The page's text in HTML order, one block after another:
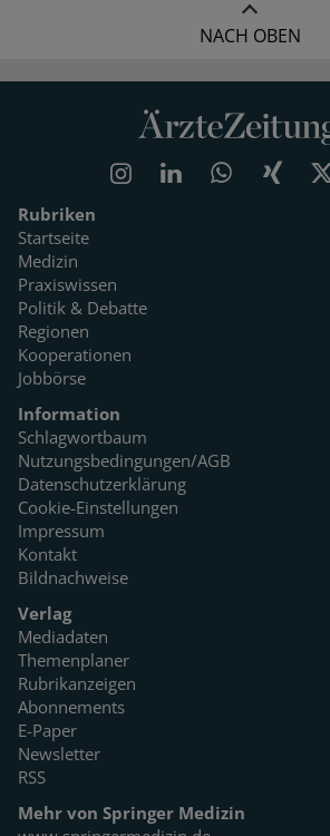
NACH OBEN
Rubriken
Startseite
Medizin
Praxiswissen
Politik & Debatte
Regionen
Kooperationen
Jobbörse
Information
Schlagwortbaum
Nutzungsbedingungen/AGB
Datenschutzerklärung
Cookie-Einstellungen
Impressum
Kontakt
Bildnachweise
Verlag
Mediadaten
Themenplaner
Rubrikanzeigen
Abonnements
E-Paper
Newsletter
RSS
Mehr von Springer Medizin